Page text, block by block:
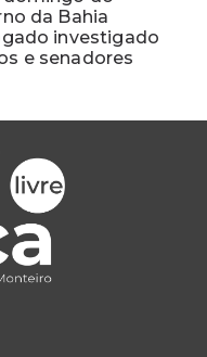
da Bahia
investigado
e senadores